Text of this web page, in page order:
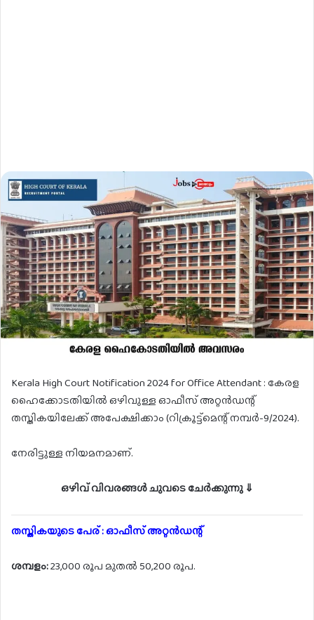
Kerala High Court Notification 2024 for Office Attendant : കേരള
ഹൈക്കോടതിയിൽ ഒഴിവുള്ള ഓഫീസ് അറ്റൻഡന്റ്
തസ്തികയിലേക്ക് അപേക്ഷിക്കാം (റിക്രൂട്ട്മെന്റ് നമ്പർ-9/2024).
നേരിട്ടുള്ള നിയമനമാണ്.
ഒഴിവ് വിവരങ്ങൾ ചുവടെ ചേർക്കുന്നു ⇓
തസ്തികയുടെ പേര് : ഓഫീസ് അറ്റൻഡന്റ്
ശമ്പളം:23,000 രൂപ മുതൽ 50,200 രൂപ.